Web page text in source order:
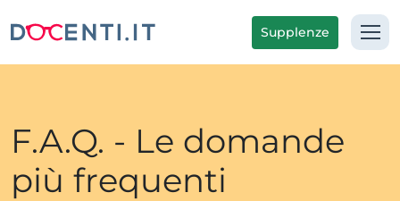
Supplenze
F.A.Q. - Le domande
più frequenti